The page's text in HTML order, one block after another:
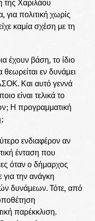
της Χαριλάου
για πολιτική χωρίς
καμία σχέση με τη
έχουν βάση, το ίδιο
εν δυνάμει
Και αυτό γεννά
είναι τελικά το
Η προγραμματική
ενδιαφέρον αν
ένταση που
όταν ο δήμαρχος
την ανάγκη
δυνάμεων. Τότε, από
παρέκκλιση.